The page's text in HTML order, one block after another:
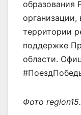
образования
организации,
территории
поддержке
области.
Фото